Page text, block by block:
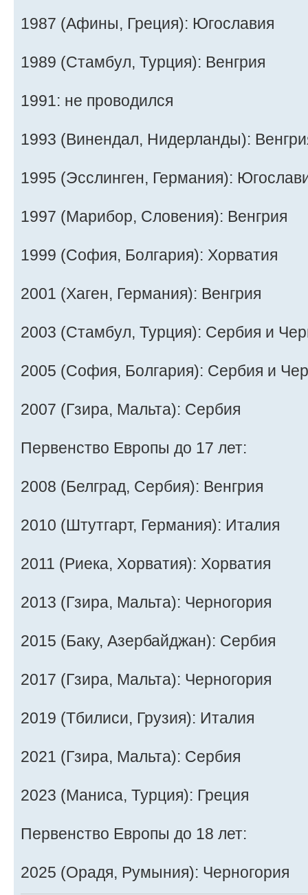
1987 (Афины, Греция): Югославия
1989 (Стамбул, Турция): Венгрия
1991: не проводился
1993 (Винендал, Нидерланды):
1995 (Эсслинген, Германия):
1997 (Марибор, Словения): Венгрия
1999 (София, Болгария): Хорватия
2001 (Хаген, Германия): Венгрия
2003 (Стамбул, Турция): Сербия и
2005 (София, Болгария): Сербия и
2007 (Гзира, Мальта): Сербия
Первенство Европы до 17 лет:
2008 (Белград, Сербия): Венгрия
2010 (Штутгарт, Германия): Италия
2011 (Риека, Хорватия): Хорватия
2013 (Гзира, Мальта): Черногория
2015 (Баку, Азербайджан): Сербия
2017 (Гзира, Мальта): Черногория
2019 (Тбилиси, Грузия): Италия
2021 (Гзира, Мальта): Сербия
2023 (Маниса, Турция): Греция
Первенство Европы до 18 лет:
2025 (Орадя, Румыния): Черногория